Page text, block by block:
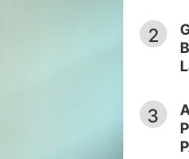
2
3